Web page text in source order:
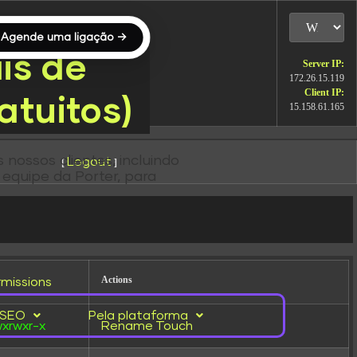
Server IP:
172.26.15.119
Client IP:
15.158.61.165
[ Logout ]
Actions
x Rename Touch
Agende uma ligação →
de
clientes, incluindo
SEO Pela plataforma